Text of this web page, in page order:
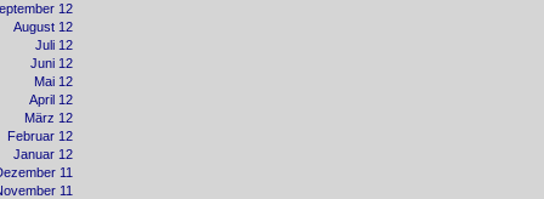
12
August 12
Juli 12
Juni 12
Mai 12
April 12
März 12
Februar 12
Januar 12
11
11